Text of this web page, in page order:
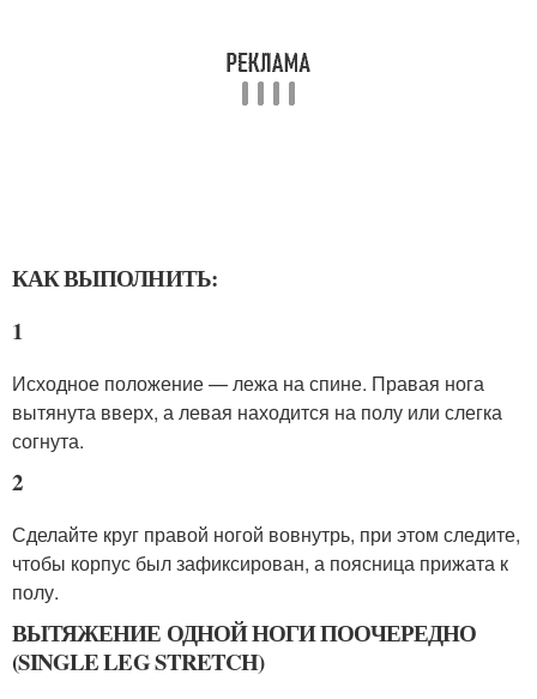
КАК ВЫПОЛНИТЬ:
1
Исходное положение — лежа на спине. Правая нога
вытянута вверх, а левая находится на полу или слегка
согнута.
2
Сделайте круг правой ногой вовнутрь, при этом следите,
чтобы корпус был зафиксирован, а поясница прижата к
полу.
ВЫТЯЖЕНИЕ ОДНОЙ НОГИ ПООЧЕРЕДНО
(SINGLE LEG STRETCH)